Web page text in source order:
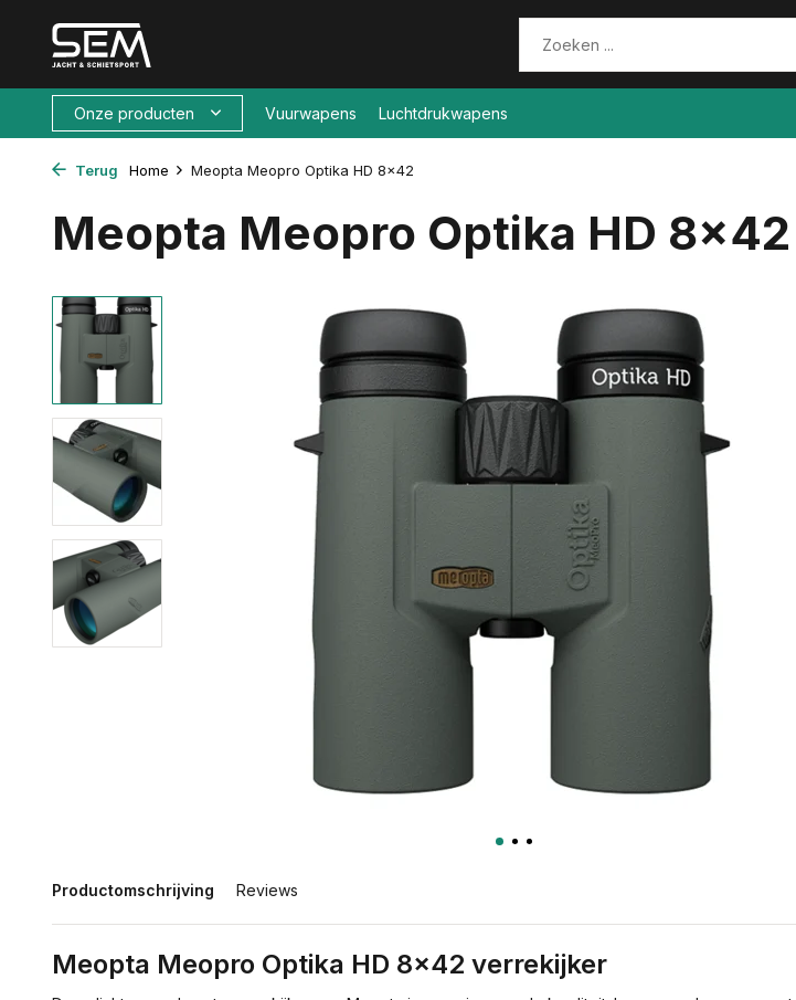
Onze producten Vuurwapens Luchtdrukwapens
Terug Home Meopta Meopro Optika HD 8x42
Meopta Meopro Optika HD 8x42
Productomschrijving Reviews
Meopta Meopro Optika HD 8x42 verrekijker